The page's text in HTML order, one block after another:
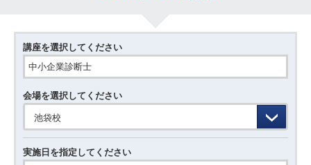
講座を選択してください
会場を選択してください
池袋校
実施日を指定してください